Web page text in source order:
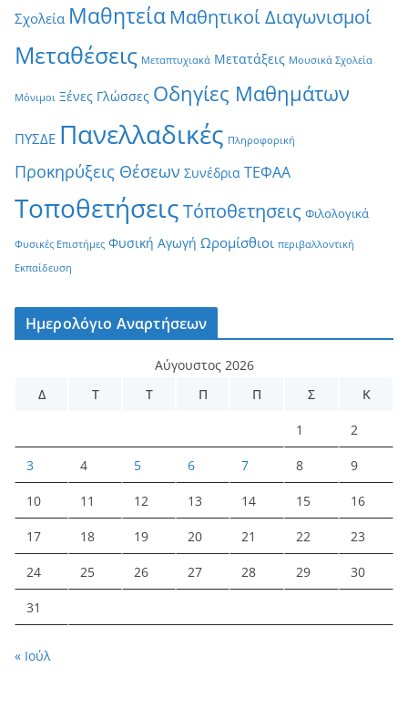
Σχολεία Μαθητεία Μαθητικοί Διαγωνισμοί
Μεταθέσεις Μεταπτυχιακά Μετατάξεις Μουσικά Σχολεία
Μόνιμοι Ξένες Γλώσσες Οδηγίες Μαθημάτων
ΠΥΣΔΕ Πανελλαδικές Πληροφορική
Προκηρύξεις Θέσεων Συνέδρια ΤΕΦΑΑ
ΤοποθετήσειςΤόποθετησεις Φιλολογικά
Φυσικές Επιστήμες Φυσική Αγωγή Ωρομίσθιοι περιβαλλοντική
Εκπαίδευση
Ημερολόγιο Αναρτήσεων
Αύγουστος 2026
Δ
Τ Τ Π Π Σ Κ
1 2
3 4 5 6 7 8 9
10 11 12 13 14 15 16
17 18 19 20 21 22 23
24 25 26 27 28 29 30
31
« Ιούλ